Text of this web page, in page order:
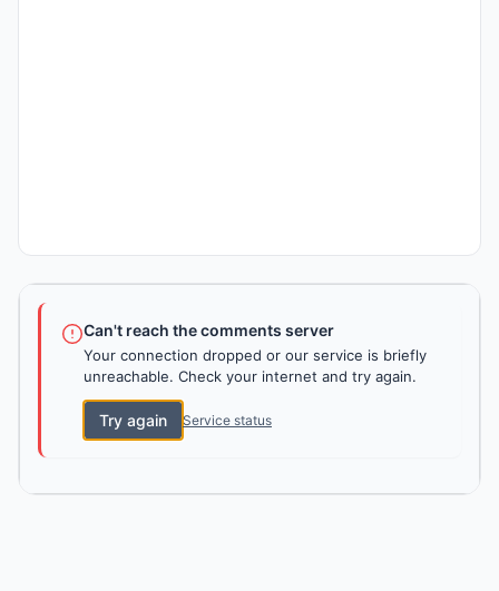
Can't reach the comments server
Your connection dropped or our service is briefly
unreachable. Check your internet and try again.
Try again Service status